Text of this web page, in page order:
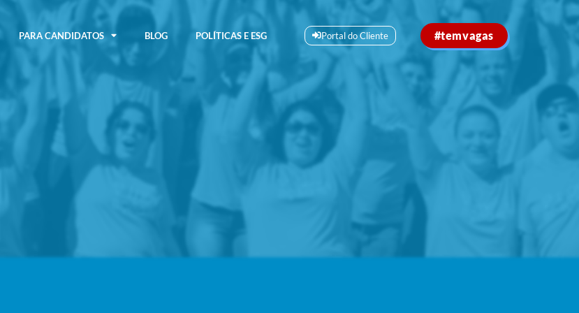
PARA CANDIDATOS BLOG POLÍTICAS E ESG Portal do Cliente #temvagas